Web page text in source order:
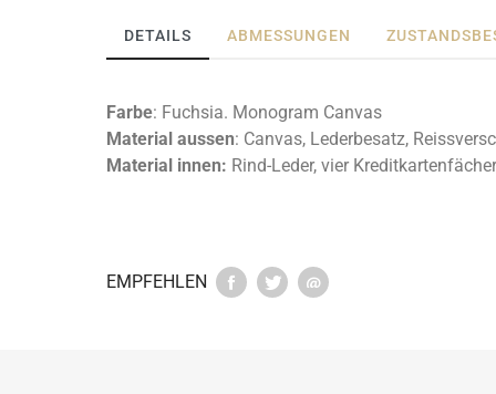
DETAILS ABMESSUNGEN
Farbe: Fuchsia. Monogram Canvas
Material aussen: Canvas, Lederbesatz,
Material innen: Rind-Leder, vier
EMPFEHLEN